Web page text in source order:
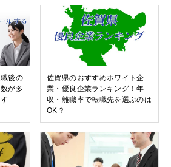
後の
が多
佐賀県のおすすめホワイト企
業・優良企業ランキング！年
収・離職率で転職先を選ぶのは
OK？